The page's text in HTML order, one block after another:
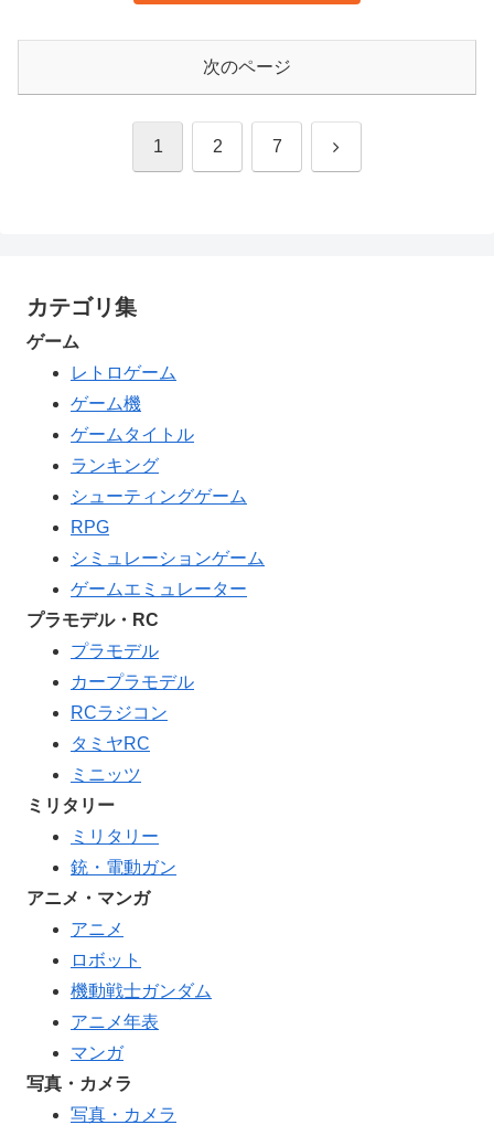
次のページ
1 2 7 次
カテゴリ集
ゲーム
レトロゲーム
ゲーム機
ゲームタイトル
ランキング
シューティングゲーム
RPG
シミュレーションゲーム
ゲームエミュレーター
プラモデル・RC
プラモデル
カープラモデル
RCラジコン
タミヤRC
ミニッツ
ミリタリー
ミリタリー
銃・電動ガン
アニメ・マンガ
アニメ
ロボット
機動戦士ガンダム
アニメ年表
マンガ
写真・カメラ
写真・カメラ